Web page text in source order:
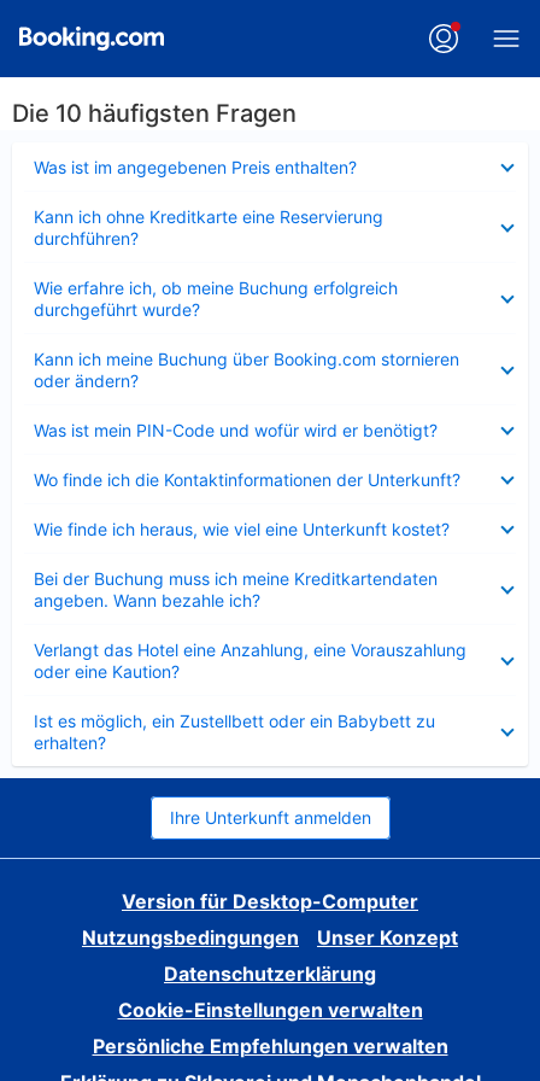
Die 10 häufigsten Fragen
Was ist im angegebenen Preis enthalten?
Kann ich ohne Kreditkarte eine Reservierung
durchführen?
Wie erfahre ich, ob meine Buchung erfolgreich
durchgeführt wurde?
Kann ich meine Buchung über Booking.com stornieren
oder ändern?
Was ist mein PIN-Code und wofür wird er benötigt?
Wo finde ich die Kontaktinformationen der Unterkunft?
Wie finde ich heraus, wie viel eine Unterkunft kostet?
Bei der Buchung muss ich meine Kreditkartendaten
angeben. Wann bezahle ich?
Verlangt das Hotel eine Anzahlung, eine Vorauszahlung
oder eine Kaution?
Ist es möglich, ein Zustellbett oder ein Babybett zu
erhalten?
Ihre Unterkunft anmelden
Version für Desktop-Computer
Nutzungsbedingungen
Unser Konzept
Datenschutzerklärung
Cookie-Einstellungen verwalten
Persönliche Empfehlungen verwalten